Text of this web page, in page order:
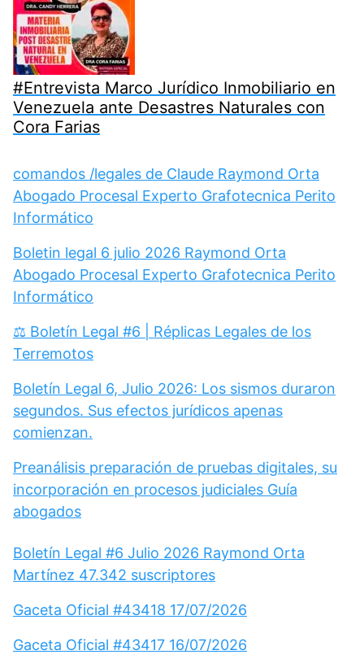
#Entrevista Marco Jurídico Inmobiliario en
Venezuela ante Desastres Naturales con
Cora Farias
comandos /legales de Claude Raymond Orta
Abogado Procesal Experto Grafotecnica Perito
Informático
Boletin legal 6 julio 2026 Raymond Orta
Abogado Procesal Experto Grafotecnica Perito
Informático
⚖️ Boletín Legal #6 | Réplicas Legales de los
Terremotos
Boletín Legal 6, Julio 2026: Los sismos duraron
segundos. Sus efectos jurídicos apenas
comienzan.
Preanálisis preparación de pruebas digitales, su
incorporación en procesos judiciales Guía
abogados
Boletín Legal #6 Julio 2026 Raymond Orta
Martínez 47.342 suscriptores
Gaceta Oficial #43418 17/07/2026
Gaceta Oficial #43417 16/07/2026